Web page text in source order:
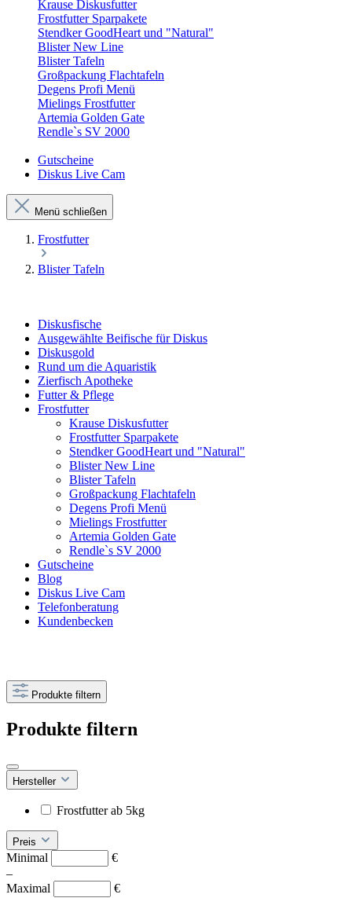
Krause Diskusfutter
Frostfutter Sparpakete
Stendker GoodHeart und "Natural"
Blister New Line
Blister Tafeln
Großpackung Flachtafeln
Degens Profi Menü
Mielings Frostfutter
Artemia Golden Gate
Rendle`s SV 2000
Gutscheine
Diskus Live Cam
Menü schließen
Frostfutter
Blister Tafeln
Diskusfische
Ausgewählte Beifische für Diskus
Diskusgold
Rund um die Aquaristik
Zierfisch Apotheke
Futter & Pflege
Frostfutter
Krause Diskusfutter
Frostfutter Sparpakete
Stendker GoodHeart und "Natural"
Blister New Line
Blister Tafeln
Großpackung Flachtafeln
Degens Profi Menü
Mielings Frostfutter
Artemia Golden Gate
Rendle`s SV 2000
Gutscheine
Blog
Diskus Live Cam
Telefonberatung
Kundenbecken
Produkte filtern
Produkte filtern
Hersteller
Frostfutter ab 5kg
Preis
Minimal
€
–
Maximal
€